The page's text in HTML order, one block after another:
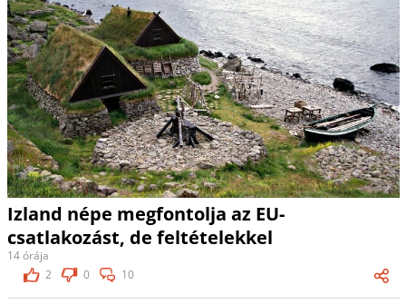
Izland népe megfontolja az EU-
csatlakozást, de feltételekkel
14 órája
2
0 10